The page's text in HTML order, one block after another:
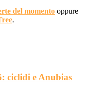
del momento oppure
.
ciclidi e Anubias